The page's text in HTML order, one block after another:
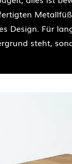
Design. Für
steht,